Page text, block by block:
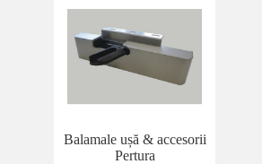
Balamale ușă & accesorii
Pertura